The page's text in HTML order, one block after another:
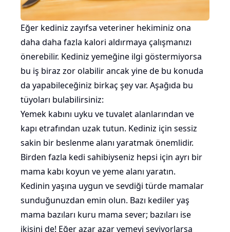
Eğer kediniz zayıfsa veteriner hekiminiz ona
daha daha fazla kalori aldırmaya çalışmanızı
önerebilir. Kediniz yemeğine ilgi göstermiyorsa
bu iş biraz zor olabilir ancak yine de bu konuda
da yapabileceğiniz birkaç şey var. Aşağıda bu
tüyoları bulabilirsiniz:
Yemek kabını uyku vetuvaletalanlarından ve
kapı etrafından uzak tutun. Kediniz için sessiz
sakin bir beslenme alanı yaratmak önemlidir.
Birden fazla kedi sahibiyseniz hepsi için ayrı bir
mama kabı koyun ve yeme alanı yaratın.
Kedinin yaşına uygun ve sevdiği türde mamalar
sunduğunuzdan emin olun. Bazı kedileryaş
mama bazıları kuru mama sever; bazıları ise
ikisini de! Eğer azar azar yemeyi seviyorlarsa